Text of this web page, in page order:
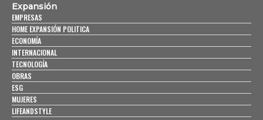
Expansión
EMPRESAS
HOME EXPANSIÓN POLITICA
ECONOMÍA
INTERNACIONAL
TECNOLOGÍA
OBRAS
ESG
MUJERES
LIFEANDSTYLE